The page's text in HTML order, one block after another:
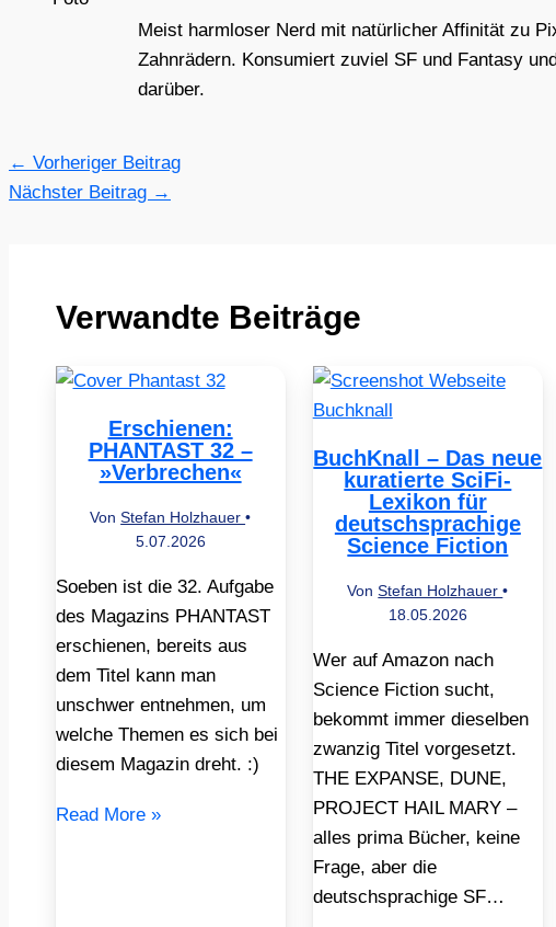
Meist harmloser Nerd mit natürlicher Affinität zu
Zahnrädern. Konsumiert zuviel SF und Fantasy
darüber.
← Vorheriger Beitrag
Nächster Beitrag →
Verwandte Beiträge
Erschienen:
PHANTAST 32 –
»Verbrechen«
VonStefan Holzhauer•
5.07.2026
Soeben ist die 32. Aufgabe
des Magazins PHANTAST
erschienen, bereits aus
dem Titel kann man
unschwer entnehmen, um
welche Themen es sich bei
diesem Magazin dreht. :)
Read More »
BuchKnall – Das neue
kuratierte SciFi-
Lexikon für
deutschsprachige
Science Fiction
VonStefan Holzhauer•
18.05.2026
Wer auf Amazon nach
Science Fiction sucht,
bekommt immer dieselben
zwanzig Titel vorgesetzt.
THE EXPANSE, DUNE,
PROJECT HAIL MARY –
alles prima Bücher, keine
Frage, aber die
deutschsprachige SF…